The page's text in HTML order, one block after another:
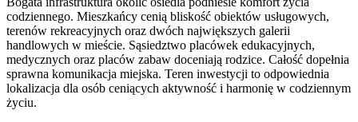
codziennego. Mieszkańcy cenią bliskość obiektów usługowych,
terenów rekreacyjnych oraz dwóch największych galerii
handlowych w mieście. Sąsiedztwo placówek edukacyjnych,
medycznych oraz placów zabaw doceniają rodzice. Całość dopełnia
sprawna komunikacja miejska. Teren inwestycji to odpowiednia
lokalizacja dla osób ceniących aktywność i harmonię w codziennym
życiu.